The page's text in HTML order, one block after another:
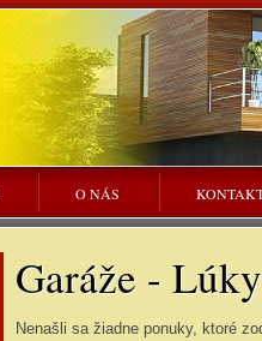
O NÁS
Garáže - Lúky
Nenašli sa žiadne ponuky, ktoré